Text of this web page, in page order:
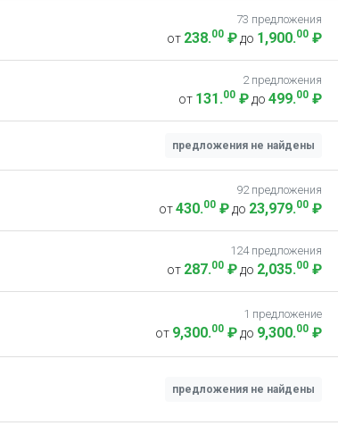
73 предложения
от 238.00 ₽ до 1,900.00 ₽
2 предложения
от 131.00 ₽ до 499.00 ₽
предложения не найдены
92 предложения
от430.00 ₽ до 23,979.00 ₽
124 предложения
от 287.00 ₽ до 2,035.00 ₽
1 предложение
от 9,300.00 ₽ до 9,300.00 ₽
предложения не найдены